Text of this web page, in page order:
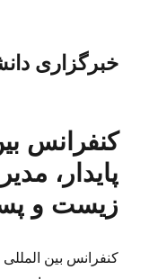
خبرگزاری
کنفرانس
پایدار،
زیست و
کنفرانس بین